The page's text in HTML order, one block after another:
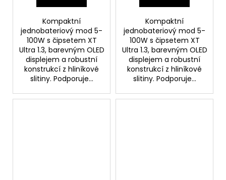
Kompaktní
jednobateriový mod 5-
100W s čipsetem XT
Ultra 1.3, barevným OLED
displejem a robustní
konstrukcí z hliníkové
slitiny. Podporuje...
Kompaktní
jednobateriový mod 5-
100W s čipsetem XT
Ultra 1.3, barevným OLED
displejem a robustní
konstrukcí z hliníkové
slitiny. Podporuje...